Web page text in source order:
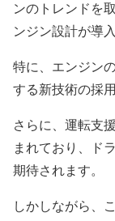
ンのトレンドを
ンジン設計が導
特に、エンジン
する新技術の採
さらに、運転支
まれており、ド
期待されます。
しかしながら、